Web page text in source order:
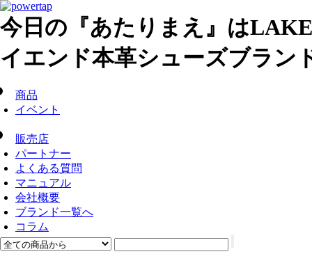
今日の『あたりまえ』は
イエンド本革シューズブラン
商品
イベント
販売店
パートナー
よくある質問
マニュアル
会社概要
ブランド一覧へ
コラム